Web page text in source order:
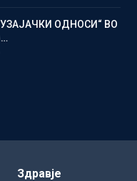
ОДНОСИ“ ВО
Здравје